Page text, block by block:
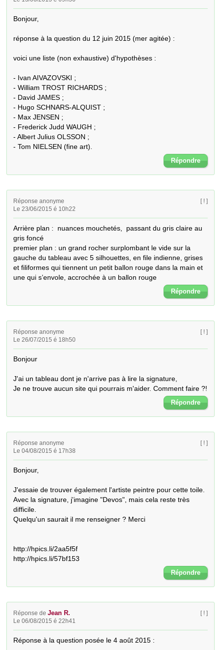
Bonjour,
réponse à la question du 12 juin 2015 (mer agitée) :
voici une liste (non exhaustive) d'hypothèses :
- Ivan AIVAZOVSKI ;
- William TROST RICHARDS ;
- David JAMES ;
- Hugo SCHNARS-ALQUIST ;
- Max JENSEN ;
- Frederick Judd WAUGH ;
- Albert Julius OLSSON ;
- Tom NIELSEN (fine art).
Répondre
Réponse anonyme
Le 23/06/2015 é 10h22
[ ! ]
Arrière plan :  nuances mouchetés,  passant du gris claire au
gris foncé
premier plan : un grand rocher surplombant le vide sur la
gauche du tableau avec 5 silhouettes, en file indienne, grises
et filiformes qui tiennent un petit ballon rouge dans la main et
une qui s’envole, accrochée à un ballon rouge
Répondre
Réponse anonyme
Le 26/07/2015 é 18h50
[ ! ]
Bonjour
J'ai un tableau dont je n'arrive pas à lire la signature,
Je ne trouve aucun site qui pourrais m'aider. Comment faire ?!
Répondre
Réponse anonyme
Le 04/08/2015 é 17h38
[ ! ]
Bonjour,
J'essaie de trouver également l'artiste peintre pour cette toile.
Avec la signature, j'imagine "Devos", mais cela reste très
difficile.
Quelqu'un saurait il me renseigner ? Merci
http://hpics.li/2aa5f5f
http://hpics.li/57bf153
Répondre
Réponse deJean R.
Le 06/08/2015 é 22h41
[ ! ]
Réponse à la question posée le 4 août 2015 :